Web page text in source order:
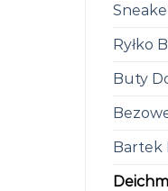
Ryłko
Buty
Bartek